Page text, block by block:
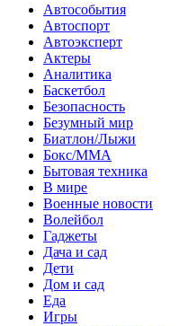
Автособытия
Автоспорт
Автоэксперт
Актеры
Аналитика
Баскетбол
Безопасность
Безумный мир
Биатлон/Лыжи
Бокс/MMA
Бытовая техника
В мире
Военные новости
Волейбол
Гаджеты
Дача и сад
Дети
Дом и сад
Еда
Игры